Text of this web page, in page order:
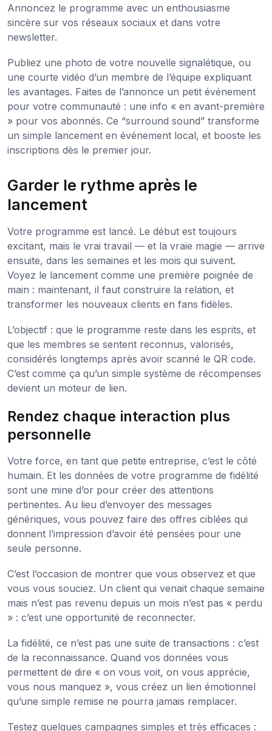
Annoncez le programme avec un enthousiasme
sincère sur vos réseaux sociaux et dans votre
newsletter.
Publiez une photo de votre nouvelle signalétique, ou
une courte vidéo d’un membre de l’équipe expliquant
les avantages. Faites de l’annonce un petit événement
pour votre communauté : une info « en avant-première
» pour vos abonnés. Ce “surround sound” transforme
un simple lancement en événement local, et booste les
inscriptions dès le premier jour.
Garder le rythme après le
lancement
Votre programme est lancé. Le début est toujours
excitant, mais le vrai travail — et la vraie magie — arrive
ensuite, dans les semaines et les mois qui suivent.
Voyez le lancement comme une première poignée de
main : maintenant, il faut construire la relation, et
transformer les nouveaux clients en fans fidèles.
L’objectif : que le programme reste dans les esprits, et
que les membres se sentent reconnus, valorisés,
considérés longtemps après avoir scanné le QR code.
C’est comme ça qu’un simple système de récompenses
devient un moteur de lien.
Rendez chaque interaction plus
personnelle
Votre force, en tant que petite entreprise, c’est le côté
humain. Et les données de votre programme de fidélité
sont une mine d’or pour créer des attentions
pertinentes. Au lieu d’envoyer des messages
génériques, vous pouvez faire des offres ciblées qui
donnent l’impression d’avoir été pensées pour une
seule personne.
C’est l’occasion de montrer que vous observez et que
vous vous souciez. Un client qui venait chaque semaine
mais n’est pas revenu depuis un mois n’est pas « perdu
» : c’est une opportunité de reconnecter.
La fidélité, ce n’est pas une suite de transactions : c’est
de la reconnaissance. Quand vos données vous
permettent de dire « on vous voit, on vous apprécie,
vous nous manquez », vous créez un lien émotionnel
qu’une simple remise ne pourra jamais remplacer.
Testez quelques campagnes simples et très efficaces :